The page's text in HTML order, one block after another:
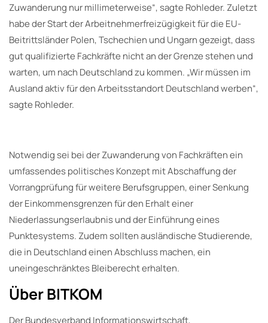
Zuwanderung nur millimeterweise“, sagte Rohleder. Zuletzt
habe der Start der Arbeitnehmerfreizügigkeit für die EU-
Beitrittsländer Polen, Tschechien und Ungarn gezeigt, dass
gut qualifizierte Fachkräfte nicht an der Grenze stehen und
warten, um nach Deutschland zu kommen. „Wir müssen im
Ausland aktiv für den Arbeitsstandort Deutschland werben“,
sagte Rohleder.
Notwendig sei bei der Zuwanderung von Fachkräften ein
umfassendes politisches Konzept mit Abschaffung der
Vorrangprüfung für weitere Berufsgruppen, einer Senkung
der Einkommensgrenzen für den Erhalt einer
Niederlassungserlaubnis und der Einführung eines
Punktesystems. Zudem sollten ausländische Studierende,
die in Deutschland einen Abschluss machen, ein
uneingeschränktes Bleiberecht erhalten.
Über BITKOM
Der Bundesverband Informationswirtschaft,